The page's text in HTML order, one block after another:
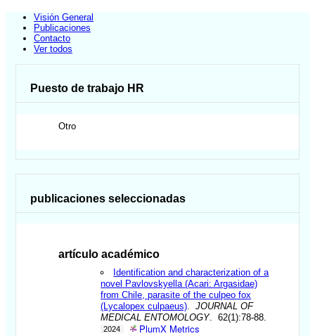
Visión General
Publicaciones
Contacto
Ver todos
Puesto de trabajo HR
Otro
publicaciones seleccionadas
artículo académico
Identification and characterization of a
novel Pavlovskyella (Acari: Argasidae)
from Chile, parasite of the culpeo fox
(Lycalopex culpaeus) .JOURNAL OF
MEDICAL ENTOMOLOGY. 62(1):78-88.
2024 PlumX Metrics